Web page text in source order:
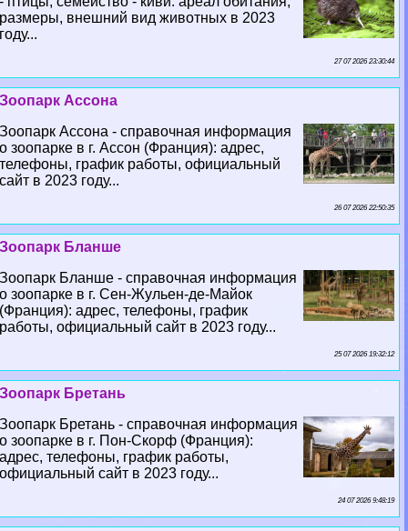
размеры, внешний вид животных в 2023
году...
27 07 2026 23:30:44
Зоопарк Ассона
Зоопарк Ассона - справочная информация
о зоопарке в г. Ассон (Франция): адрес,
телефоны, график работы, официальный
сайт в 2023 году...
26 07 2026 22:50:35
Зоопарк Бланше
Зоопарк Бланше - справочная информация
о зоопарке в г. Сен-Жульен-де-Майок
(Франция): адрес, телефоны, график
работы, официальный сайт в 2023 году...
25 07 2026 19:32:12
Зоопарк Бретань
Зоопарк Бретань - справочная информация
о зоопарке в г. Пон-Скорф (Франция):
адрес, телефоны, график работы,
официальный сайт в 2023 году...
24 07 2026 9:48:19